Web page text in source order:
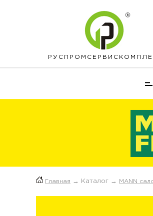
РУСПРОМ
Главная → Каталог → MANN